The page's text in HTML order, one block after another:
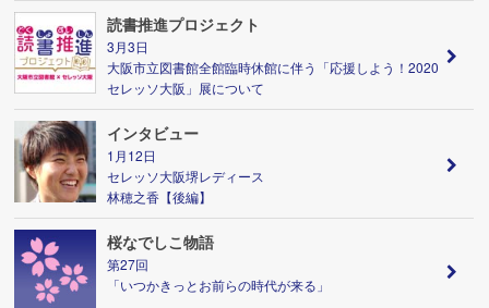
読書推進プロジェクト
3月3日
大阪市立図書館全館臨時休館に伴う「応援しよう！2020
セレッソ大阪」展について
インタビュー
1月12日
セレッソ大阪堺レディース
林穂之香【後編】
桜なでしこ物語
第27回
「いつかきっとお前らの時代が来る」